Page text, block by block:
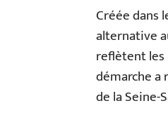
Créée dans
alternative
reflètent les
démarche a
de la Seine-